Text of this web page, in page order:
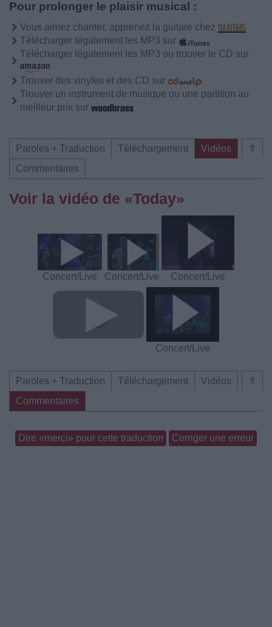
Pour prolonger le plaisir musical :
Vous aimez chanter, apprenez la guitare chez
Télécharger légalement les MP3 sur
Télécharger légalement les MP3 ou trouver le CD sur
Trouver des vinyles et des CD sur
Trouver un instrument de musique ou une partition au
meilleur prix sur
⇑
Paroles + Traduction Téléchargement
Vidéos
Commentaires
Voir la vidéo de «Today»
Concert/Live Concert/Live Concert/Live
Concert/Live
⇑
Paroles + Traduction Téléchargement
Vidéos
Commentaires
Dire «merci» pour cette traduction Corriger une erreur